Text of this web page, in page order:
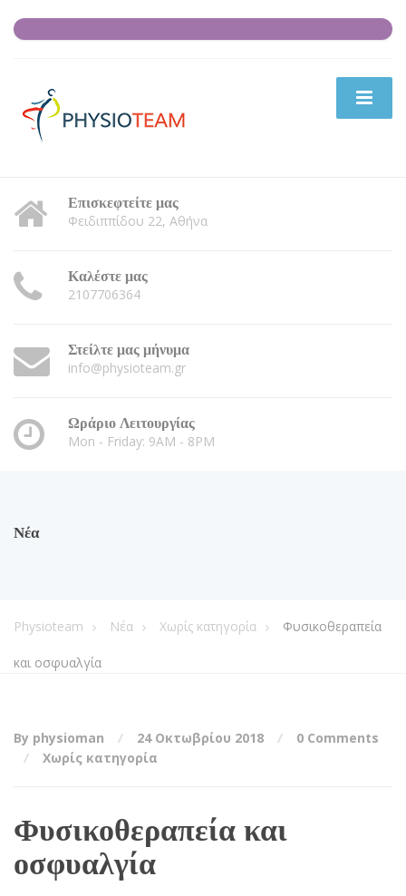
Επισκεφτείτε μας
Φειδιππίδου 22, Αθήνα
Καλέστε μας
2107706364
Στείλτε μας μήνυμα
info@physioteam.gr
Ωράριο Λειτουργίας
Mon - Friday: 9AM - 8PM
Νέα
Physioteam Νέα Χωρίς κατηγορία Φυσικοθεραπεία
και οσφυαλγία
By physioman 24 Οκτωβρίου 2018
0 Comments
Χωρίς κατηγορία
Φυσικοθεραπεία και
οσφυαλγία